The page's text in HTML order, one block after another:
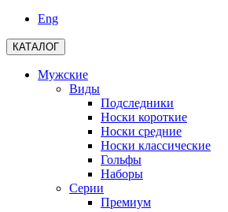
Eng
КАТАЛОГ
Мужские
Виды
Подследники
Носки короткие
Носки средние
Носки классические
Гольфы
Наборы
Серии
Премиум